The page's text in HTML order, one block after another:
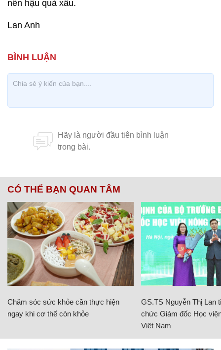
nên hậu quả xấu.
Lan Anh
CÓ THỂ BẠN QUAN TÂM
Chăm sóc sức khỏe cần thực hiện
ngay khi cơ thể còn khỏe
GS.TS Nguyễn Thị Lan
chức Giám đốc Học
Việt Nam